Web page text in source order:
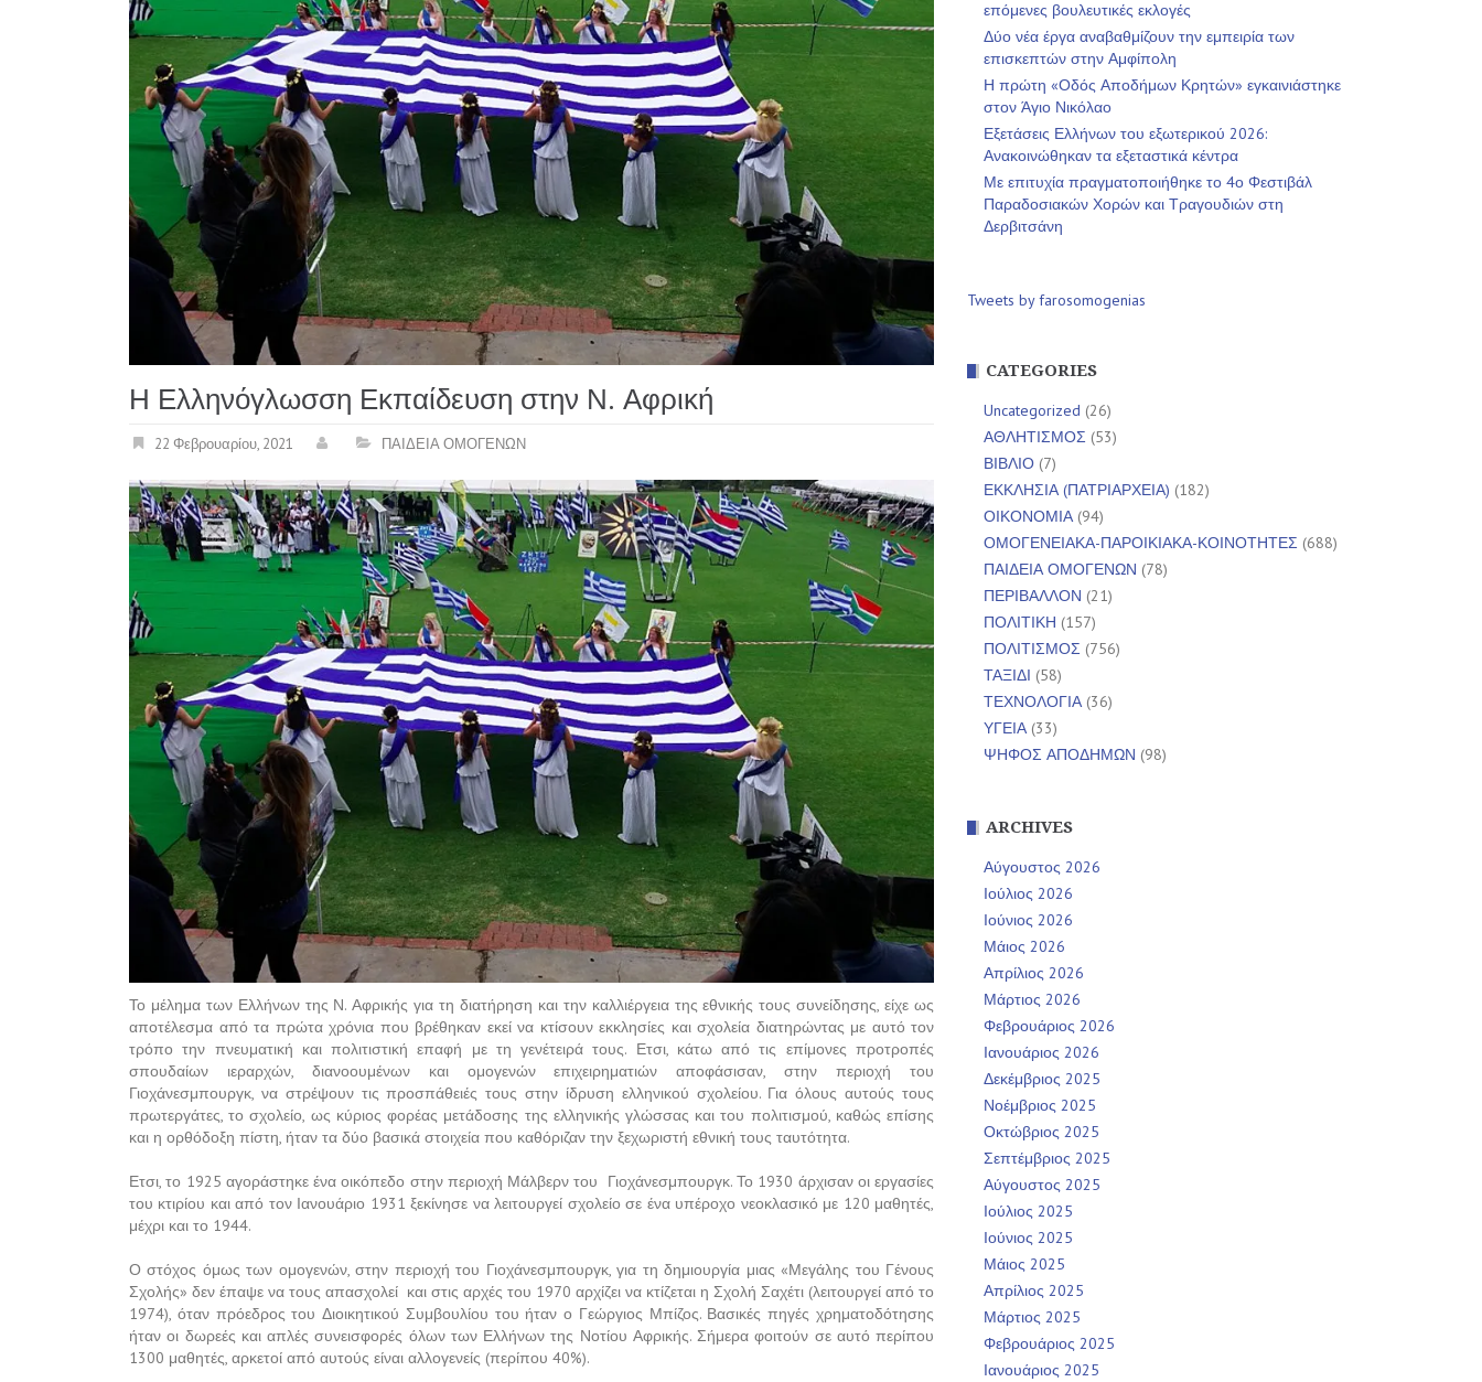
Η Ελληνόγλωσση Εκπαίδευση στην Ν. Αφρική
22 Φεβρουαρίου, 2021 ΠΑΙΔΕΙΑ ΟΜΟΓΕΝΩΝ
Το μέλημα των Ελλήνων της Ν. Αφρικής για τη διατήρηση και την καλλιέργεια της εθνικής τους συνείδησης, είχε ως
αποτέλεσμα από τα πρώτα χρόνια που βρέθηκαν εκεί να κτίσουν εκκλησίες και σχολεία διατηρώντας με αυτό τον
τρόπο την πνευματική και πολιτιστική επαφή με τη γενέτειρά τους. Ετσι, κάτω από τις επίμονες προτροπές
σπουδαίων ιεραρχών, διανοουμένων και ομογενών επιχειρηματιών αποφάσισαν, στην περιοχή του
Γιοχάνεσμπουργκ, να στρέψουν τις προσπάθειές τους στην ίδρυση ελληνικού σχολείου. Για όλους αυτούς τους
πρωτεργάτες, το σχολείο, ως κύριος φορέας μετάδοσης της ελληνικής γλώσσας και του πολιτισμού, καθώς επίσης
και η ορθόδοξη πίστη, ήταν τα δύο βασικά στοιχεία που καθόριζαν την ξεχωριστή εθνική τους ταυτότητα.
Ετσι, το 1925 αγοράστηκε ένα οικόπεδο στην περιοχή Μάλβερν του Γιοχάνεσμπουργκ. Το 1930 άρχισαν οι εργασίες
του κτιρίου και από τον Ιανουάριο 1931 ξεκίνησε να λειτουργεί σχολείο σε ένα υπέροχο νεοκλασικό με 120 μαθητές,
μέχρι και το 1944.
Ο στόχος όμως των ομογενών, στην περιοχή του Γιοχάνεσμπουργκ, για τη δημιουργία μιας «Μεγάλης του Γένους
Σχολής» δεν έπαψε να τους απασχολεί και στις αρχές του 1970 αρχίζει να κτίζεται η Σχολή Σαχέτι (λειτουργεί από το
1974), όταν πρόεδρος του Διοικητικού Συμβουλίου του ήταν ο Γεώργιος Μπίζος. Βασικές πηγές χρηματοδότησης
ήταν οι δωρεές και απλές συνεισφορές όλων των Ελλήνων της Νοτίου Αφρικής. Σήμερα φοιτούν σε αυτό περίπου
1300 μαθητές, αρκετοί από αυτούς είναι αλλογενείς (περίπου 40%).
επόμενες βουλευτικές εκλογές
Δύο νέα έργα αναβαθμίζουν την εμπειρία των
επισκεπτών στην Αμφίπολη
Η πρώτη «Οδός Αποδήμων Κρητών» εγκαινιάστηκε
στον Άγιο Νικόλαο
Εξετάσεις Ελλήνων του εξωτερικού 2026:
Ανακοινώθηκαν τα εξεταστικά κέντρα
Με επιτυχία πραγματοποιήθηκε το 4ο Φεστιβάλ
Παραδοσιακών Χορών και Τραγουδιών στη
Δερβιτσάνη
Tweets by farosomogenias
CATEGORIES
Uncategorized (26)
ΑΘΛΗΤΙΣΜΟΣ (53)
ΒΙΒΛΙΟ (7)
ΕΚΚΛΗΣΙΑ (ΠΑΤΡΙΑΡΧΕΙΑ) (182)
ΟΙΚΟΝΟΜΙΑ(94)
ΟΜΟΓΕΝΕΙΑΚΑ-ΠΑΡΟΙΚΙΑΚΑ-ΚΟΙΝΟΤΗΤΕΣ (688)
ΠΑΙΔΕΙΑ ΟΜΟΓΕΝΩΝ (78)
ΠΕΡΙΒΑΛΛΟΝ (21)
ΠΟΛΙΤΙΚΗ (157)
ΠΟΛΙΤΙΣΜΟΣ (756)
ΤΑΞΙΔΙ (58)
ΤΕΧΝΟΛΟΓΙΑ(36)
ΥΓΕΙΑ(33)
ΨΗΦΟΣ ΑΠΟΔΗΜΩΝ (98)
ARCHIVES
Αύγουστος 2026
Ιούλιος 2026
Ιούνιος 2026
Μάιος 2026
Απρίλιος 2026
Μάρτιος 2026
Φεβρουάριος 2026
Ιανουάριος 2026
Δεκέμβριος 2025
Νοέμβριος 2025
Οκτώβριος 2025
Σεπτέμβριος 2025
Αύγουστος 2025
Ιούλιος 2025
Ιούνιος 2025
Μάιος 2025
Απρίλιος 2025
Μάρτιος 2025
Φεβρουάριος 2025
Ιανουάριος 2025